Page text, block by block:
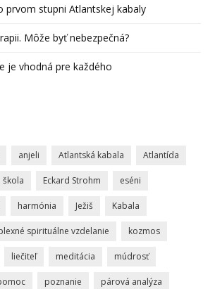
prvom stupni Atlantskej kabaly
Môže byť nebezpečná?
je vhodná pre každého
anjeli Atlantská kabala Atlantída
škola Eckard Strohm eséni
harmónia Ježiš Kabala
spirituálne vzdelanie kozmos
liečiteľ meditácia múdrosť
poznanie párová analýza